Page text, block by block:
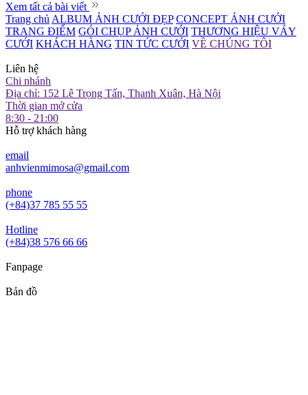
Xem tất cả bài viết
Trang chủ ALBUM ẢNH CƯỚI ĐẸP CONCEPT ẢNH CƯỚI
TRANG ĐIỂM GÓI CHỤP ẢNH CƯỚI THƯƠNG HIỆU VÁY
CƯỚI KHÁCH HÀNG TIN TỨC CƯỚI VỀ CHÚNG TÔI
Liên hệ
Chi nhánh
Địa chỉ: 152 Lê Trọng Tấn, Thanh Xuân, Hà Nội
Thời gian mở cửa
8:30 - 21:00
Hỗ trợ khách hàng
email
anhvienmimosa@gmail.com
phone
(+84)37 785 55 55
Hotline
(+84)38 576 66 66
Fanpage
Bản đồ